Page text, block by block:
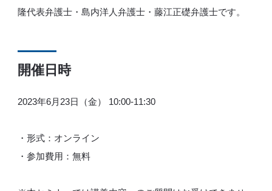
隆代表弁護士・島内洋人弁護士・藤江正礎弁護士です。
開催日時
2023年6月23日（金） 10:00-11:30
・形式：オンライン
・参加費用：無料